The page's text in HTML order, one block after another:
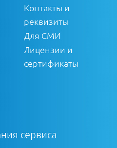
Контакты и
реквизиты
Для СМИ
Лицензии и
сертификаты
сервиса